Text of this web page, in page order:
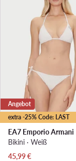
extra -25% Code: LAST
Angebot
EA7 Emporio Armani
Bikini · Weiß
Aktueller Preis
45,99€